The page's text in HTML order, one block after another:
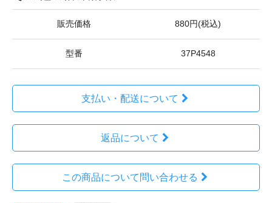
販売価格 880円(税込)
型番 37P4548
支払い・配送について
返品について
この商品について問い合わせる